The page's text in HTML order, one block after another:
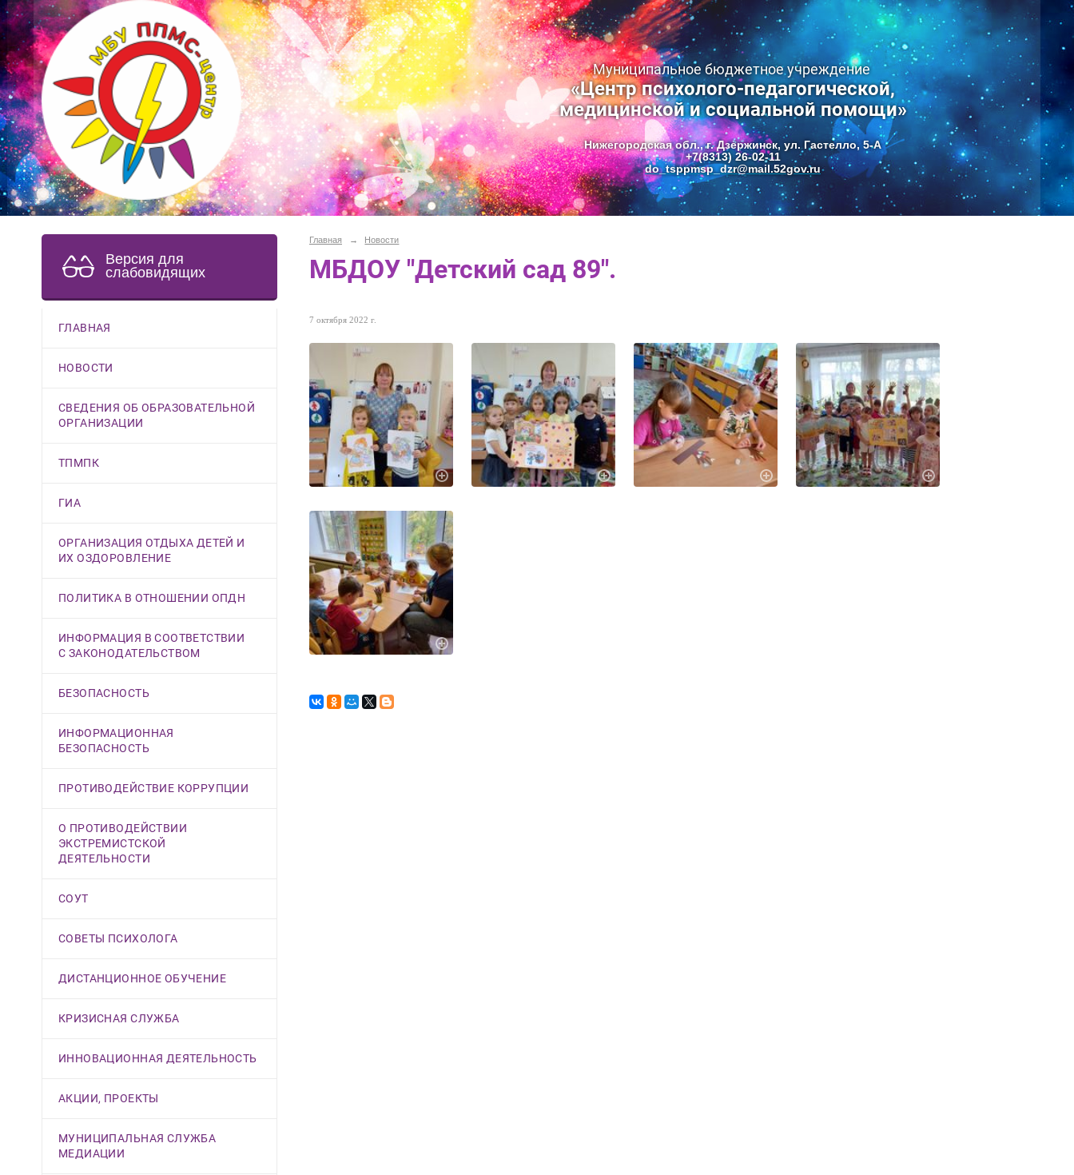
Муниципальное бюджетное учреждение
«Центр психолого-педагогической,
медицинской и социальной помощи»
Нижегородская обл., г. Дзержинск, ул. Гастелло, 5-А
+7(8313) 26-02-11
do_tsppmsp_dzr@mail.52gov.ru
Версия для
слабовидящих
ГЛАВНАЯ
НОВОСТИ
СВЕДЕНИЯ ОБ ОБРАЗОВАТЕЛЬНОЙ
ОРГАНИЗАЦИИ
ТПМПК
ГИА
ОРГАНИЗАЦИЯ ОТДЫХА ДЕТЕЙ И
ИХ ОЗДОРОВЛЕНИЕ
ПОЛИТИКА В ОТНОШЕНИИ ОПДН
ИНФОРМАЦИЯ В СООТВЕТСТВИИ
С ЗАКОНОДАТЕЛЬСТВОМ
БЕЗОПАСНОСТЬ
ИНФОРМАЦИОННАЯ
БЕЗОПАСНОСТЬ
ПРОТИВОДЕЙСТВИЕ КОРРУПЦИИ
О ПРОТИВОДЕЙСТВИИ
ЭКСТРЕМИСТСКОЙ
ДЕЯТЕЛЬНОСТИ
СОУТ
СОВЕТЫ ПСИХОЛОГА
ДИСТАНЦИОННОЕ ОБУЧЕНИЕ
КРИЗИСНАЯ СЛУЖБА
ИННОВАЦИОННАЯ ДЕЯТЕЛЬНОСТЬ
АКЦИИ, ПРОЕКТЫ
МУНИЦИПАЛЬНАЯ СЛУЖБА
МЕДИАЦИИ
Главная → Новости
МБДОУ "Детский сад 89".
7 октября 2022 г.